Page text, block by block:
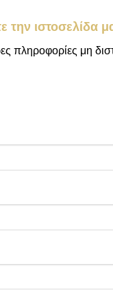
την ιστοσελίδα
πληροφορίες μη